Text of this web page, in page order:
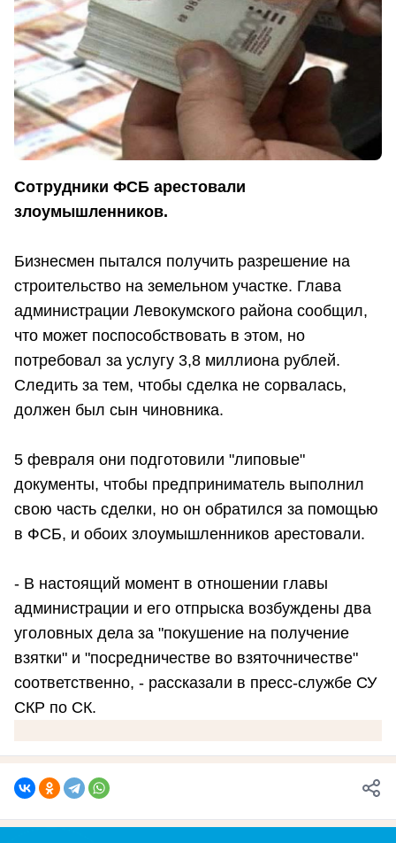
Сотрудники ФСБ арестовали
злоумышленников.
Бизнесмен пытался получить разрешение на
строительство на земельном участке. Глава
администрации Левокумского района сообщил,
что может поспособствовать в этом, но
потребовал за услугу 3,8 миллиона рублей.
Следить за тем, чтобы сделка не сорвалась,
должен был сын чиновника.
5 февраля они подготовили "липовые"
документы, чтобы предприниматель выполнил
свою часть сделки, но он обратился за помощью
в ФСБ, и обоих злоумышленников арестовали.
- В настоящий момент в отношении главы
администрации и его отпрыска возбуждены два
уголовных дела за "покушение на получение
взятки" и "посредничестве во взяточничестве"
соответственно, - рассказали в пресс-службе СУ
СКР по СК.